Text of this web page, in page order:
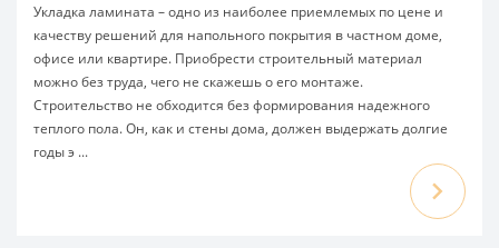
Укладка ламината – одно из наиболее приемлемых по цене и
качеству решений для напольного покрытия в частном доме,
офисе или квартире. Приобрести строительный материал
можно без труда, чего не скажешь о его монтаже.
Строительство не обходится без формирования надежного
теплого пола. Он, как и стены дома, должен выдержать долгие
годы э ...